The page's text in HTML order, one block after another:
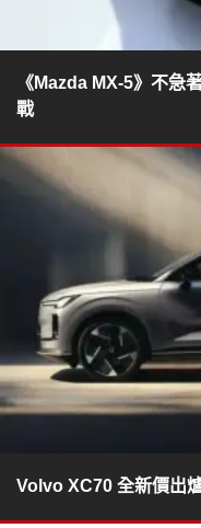
《Mazda MX-5》不急
戰
Volvo XC70 全新價出